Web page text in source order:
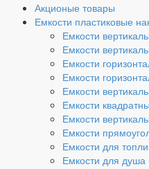
Акционые товары
Емкости пластиковые
Емкости
Емкости
Емкости
Емкости
Емкости
Емкости
Емкости
Емкости
Емкости для
Емкости для